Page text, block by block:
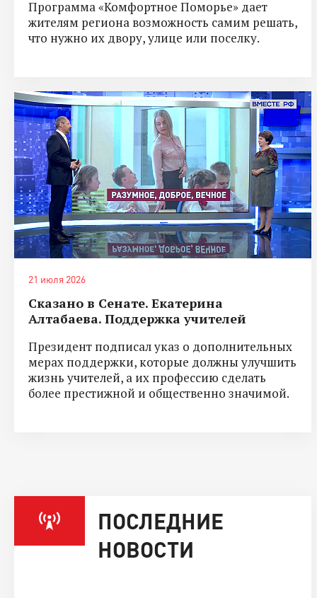
Программа «Комфортное Поморье» дает
жителям региона возможность самим решать,
что нужно их двору, улице или поселку.
21 июля 2026
Сказано в Сенате. Екатерина
Алтабаева. Поддержка учителей
Президент подписал указ о дополнительных
мерах поддержки, которые должны улучшить
жизнь учителей, а их профессию сделать
более престижной и общественно значимой.
ПОСЛЕДНИЕ
НОВОСТИ